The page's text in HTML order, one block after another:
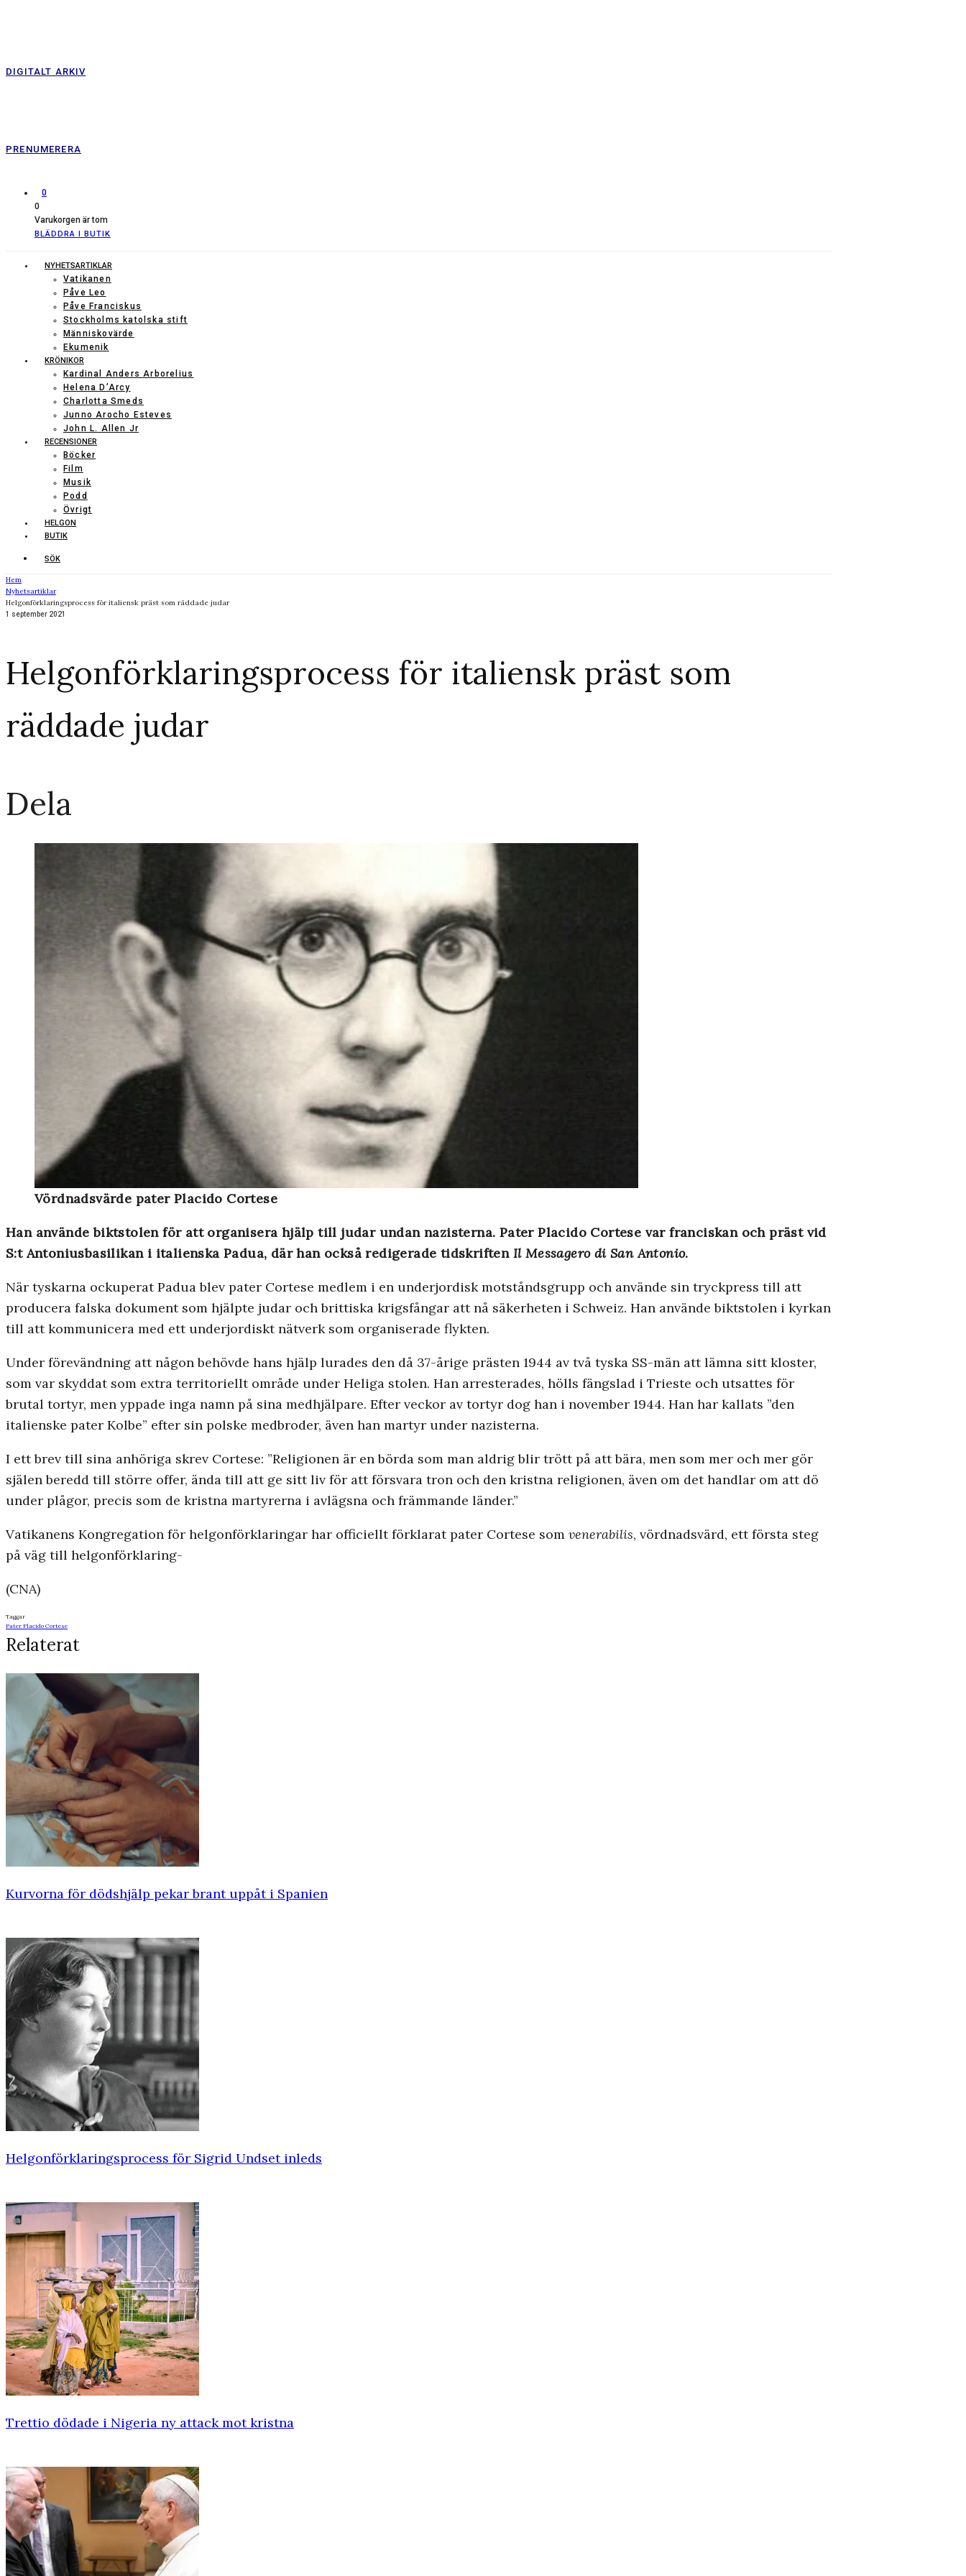
DIGITALT ARKIV
PRENUMERERA
0
0
Varukorgen är tom
BLÄDDRA I BUTIK
NYHETSARTIKLAR
Vatikanen
Påve Leo
Påve Franciskus
Stockholms katolska stift
Människovärde
Ekumenik
KRÖNIKOR
Kardinal Anders Arborelius
Helena D’Arcy
Charlotta Smeds
Junno Arocho Esteves
John L. Allen Jr
RECENSIONER
Böcker
Film
Musik
Podd
Övrigt
HELGON
BUTIK
SÖK
Hem
Nyhetsartiklar
Helgonförklaringsprocess för italiensk präst som räddade judar
1 september 2021
Helgonförklaringsprocess för italiensk präst som
räddade judar
Dela
Vördnadsvärde pater Placido Cortese
Han använde biktstolen för att organisera hjälp till judar undan nazisterna. Pater Placido Cortese var franciskan och präst vid
S:t Antoniusbasilikan i italienska Padua, där han också redigerade tidskriften Il Messagero di San Antonio.
När tyskarna ockuperat Padua blev pater Cortese medlem i en underjordisk motståndsgrupp och använde sin tryckpress till att
producera falska dokument som hjälpte judar och brittiska krigsfångar att nå säkerheten i Schweiz. Han använde biktstolen i kyrkan
till att kommunicera med ett underjordiskt nätverk som organiserade flykten.
Under förevändning att någon behövde hans hjälp lurades den då 37-årige prästen 1944 av två tyska SS-män att lämna sitt kloster,
som var skyddat som extra territoriellt område under Heliga stolen. Han arresterades, hölls fängslad i Trieste och utsattes för
brutal tortyr, men yppade inga namn på sina medhjälpare. Efter veckor av tortyr dog han i november 1944. Han har kallats ”den
italienske pater Kolbe” efter sin polske medbroder, även han martyr under nazisterna.
I ett brev till sina anhöriga skrev Cortese: ”Religionen är en börda som man aldrig blir trött på att bära, men som mer och mer gör
själen beredd till större offer, ända till att ge sitt liv för att försvara tron och den kristna religionen, även om det handlar om att dö
under plågor, precis som de kristna martyrerna i avlägsna och främmande länder.”
Vatikanens Kongregation för helgonförklaringar har officiellt förklarat pater Cortese som venerabilis, vördnadsvärd, ett första steg
på väg till helgonförklaring-
(CNA)
Taggar
Pater Placido Cortese
Relaterat
Kurvorna för dödshjälp pekar brant uppåt i Spanien
Helgonförklaringsprocess för Sigrid Undset inleds
Trettio dödade i Nigeria ny attack mot kristna